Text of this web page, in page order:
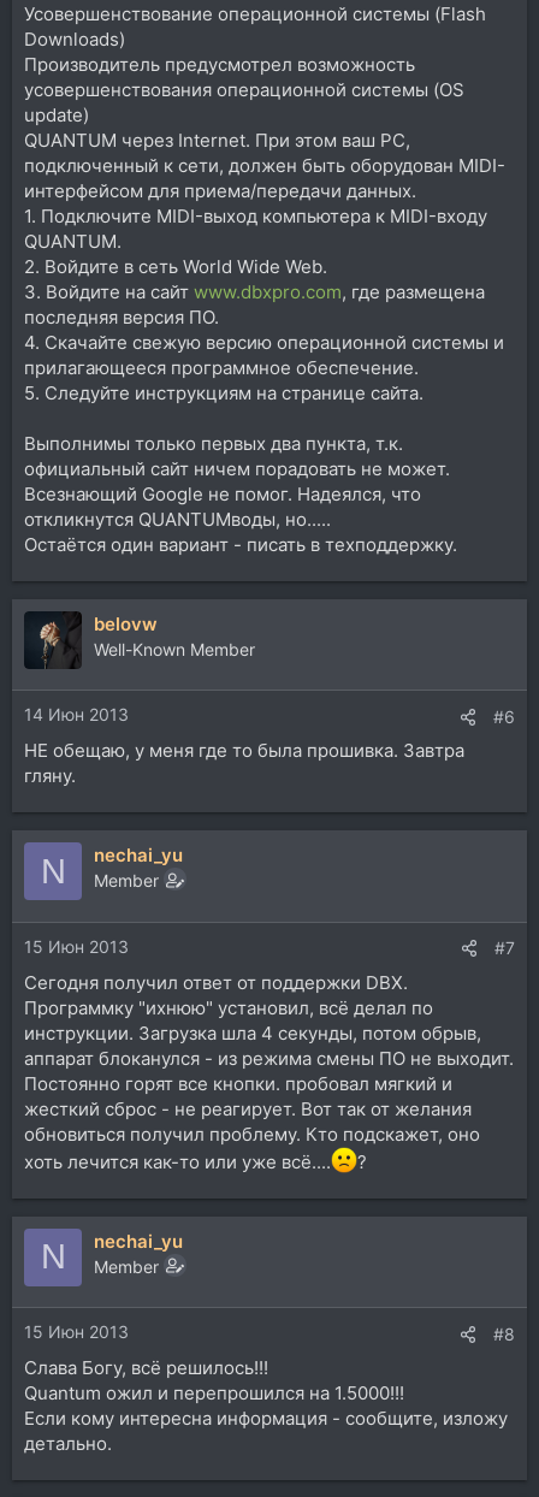
Усовершенствование операционной системы (Flash
Downloads)
Производитель предусмотрел возможность
усовершенствования операционной системы (OS
update)
QUANTUM через Internet. При этом ваш PC,
подключенный к сети, должен быть оборудован MIDI-
интерфейсом для приема/передачи данных.
1. Подключите MIDI-выход компьютера к MIDI-входу
QUANTUM.
2. Войдите в сеть World Wide Web.
3. Войдите на сайт www.dbxpro.com, где размещена
последняя версия ПО.
4. Скачайте свежую версию операционной системы и
прилагающееся программное обеспечение.
5. Следуйте инструкциям на странице сайта.
Выполнимы только первых два пункта, т.к.
официальный сайт ничем порадовать не может.
Всезнающий Google не помог. Надеялся, что
откликнутся QUANTUMводы, но.....
Остаётся один вариант - писать в техподдержку.
belovw
Well-Known Member
14 Июн 2013 #6
НЕ обещаю, у меня где то была прошивка. Завтра
гляну.
N nechai_yu
Member
15 Июн 2013 #7
Сегодня получил ответ от поддержки DBX.
Программку "ихнюю" установил, всё делал по
инструкции. Загрузка шла 4 секунды, потом обрыв,
аппарат блоканулся - из режима смены ПО не выходит.
Постоянно горят все кнопки. пробовал мягкий и
жесткий сброс - не реагирует. Вот так от желания
обновиться получил проблему. Кто подскажет, оно
хоть лечится как-то или уже всё....
?
N nechai_yu
Member
15 Июн 2013 #8
Слава Богу, всё решилось!!!
Quantum ожил и перепрошился на 1.5000!!!
Если кому интересна информация - сообщите, изложу
детально.